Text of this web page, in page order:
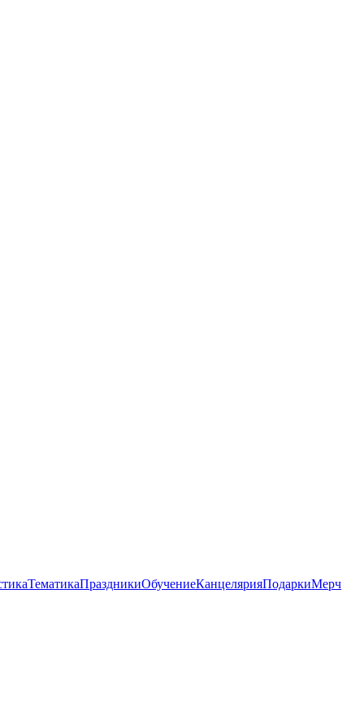
ТематикаПраздникиОбучениеКанцелярияПодаркиМерч